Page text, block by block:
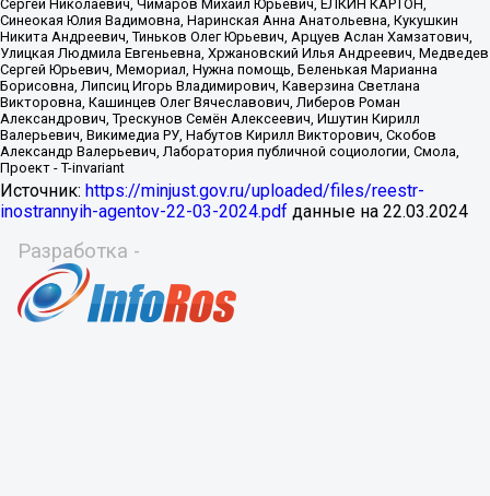
Источник: https://minjust.gov.ru/uploaded/files/reestr-
inostrannyih-agentov-22-03-2024.pdf данные на 22.03.2024
Разработка -